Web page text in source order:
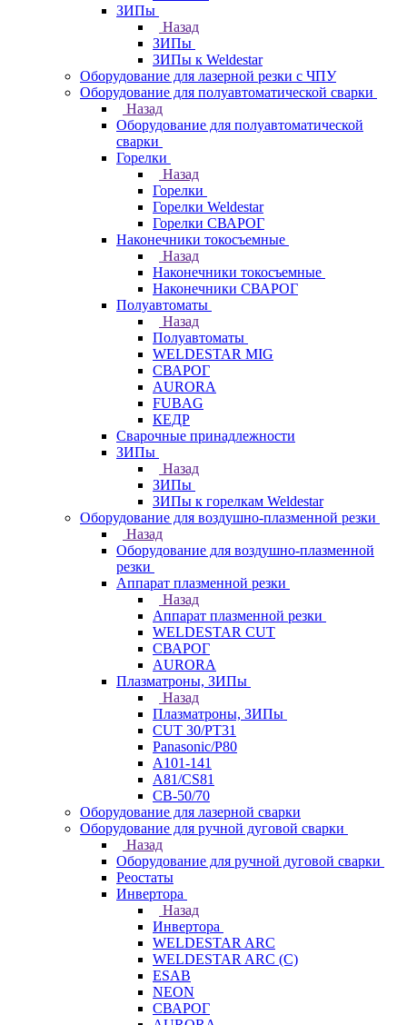
ЗИПы
Назад
ЗИПы
ЗИПы к Weldestar
Оборудование для лазерной резки с ЧПУ
Оборудование для полуавтоматической сварки
Назад
Оборудование для полуавтоматической
сварки
Горелки
Назад
Горелки
Горелки Weldestar
Горелки СВАРОГ
Наконечники токосъемные
Назад
Наконечники токосъемные
Наконечники СВАРОГ
Полуавтоматы
Назад
Полуавтоматы
WELDESTAR MIG
СВАРОГ
AURORA
FUBAG
КЕДР
Сварочные принадлежности
ЗИПы
Назад
ЗИПы
ЗИПы к горелкам Weldestar
Оборудование для воздушно-плазменной резки
Назад
Оборудование для воздушно-плазменной
резки
Аппарат плазменной резки
Назад
Аппарат плазменной резки
WELDESTAR CUT
СВАРОГ
AURORA
Плазматроны, ЗИПы
Назад
Плазматроны, ЗИПы
CUT 30/PT31
Panasonic/P80
А101-141
А81/CS81
СВ-50/70
Оборудование для лазерной сварки
Оборудование для ручной дуговой сварки
Назад
Оборудование для ручной дуговой сварки
Реостаты
Инвертора
Назад
Инвертора
WELDESTAR ARC
WELDESTAR ARC (С)
ESAB
NEON
СВАРОГ